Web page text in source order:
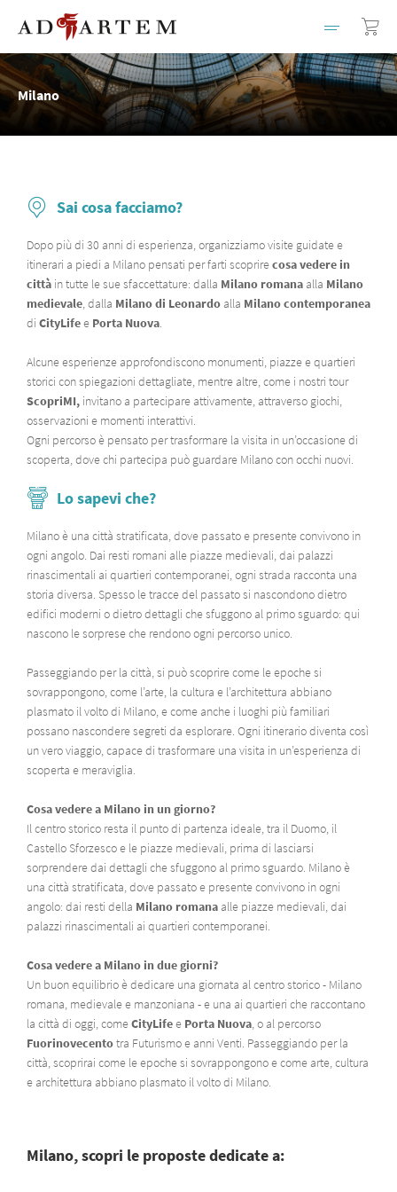
Milano
Sai cosa facciamo?
Dopo più di 30 anni di esperienza, organizziamo visite guidate e
itinerari a piedi a Milano pensati per farti scoprirecosa vedere in
città in tutte le sue sfaccettature: dalla Milano romana alla Milano
medievale, dalla Milano di Leonardo alla Milano contemporanea
di CityLifee Porta Nuova.
Alcune esperienze approfondiscono monumenti, piazze e quartieri
storici con spiegazioni dettagliate, mentre altre, come i nostri tour
ScopriMI, invitano a partecipare attivamente, attraverso giochi,
osservazioni e momenti interattivi.
Ogni percorso è pensato per trasformare la visita in un’occasione di
scoperta, dove chi partecipa può guardare Milano con occhi nuovi.
Lo sapevi che?
Milano è una città stratificata, dove passato e presente convivono in
ogni angolo. Dai resti romani alle piazze medievali, dai palazzi
rinascimentali ai quartieri contemporanei, ogni strada racconta una
storia diversa. Spesso le tracce del passato si nascondono dietro
edifici moderni o dietro dettagli che sfuggono al primo sguardo: qui
nascono le sorprese che rendono ogni percorso unico.
Passeggiando per la città, si può scoprire come le epoche si
sovrappongono, come l’arte, la cultura e l’architettura abbiano
plasmato il volto di Milano, e come anche i luoghi più familiari
possano nascondere segreti da esplorare. Ogni itinerario diventa così
un vero viaggio, capace di trasformare una visita in un’esperienza di
scoperta e meraviglia.
Cosa vedere a Milano in un giorno?
Il centro storico resta il punto di partenza ideale, tra il Duomo, il
Castello Sforzesco e le piazze medievali, prima di lasciarsi
sorprendere dai dettagli che sfuggono al primo sguardo. Milano è
una città stratificata, dove passato e presente convivono in ogni
angolo: dai resti della Milano romana alle piazze medievali, dai
palazzi rinascimentali ai quartieri contemporanei.
Cosa vedere a Milano in due giorni?
Un buon equilibrio è dedicare una giornata al centro storico - Milano
romana, medievale e manzoniana - e una ai quartieri che raccontano
la città di oggi, comeCityLifee Porta Nuova, o al percorso
Fuorinovecentotra Futurismo e anni Venti. Passeggiando per la
città, scoprirai come le epoche si sovrappongono e come arte, cultura
e architettura abbiano plasmato il volto di Milano.
Milano, scopri le proposte dedicate a: